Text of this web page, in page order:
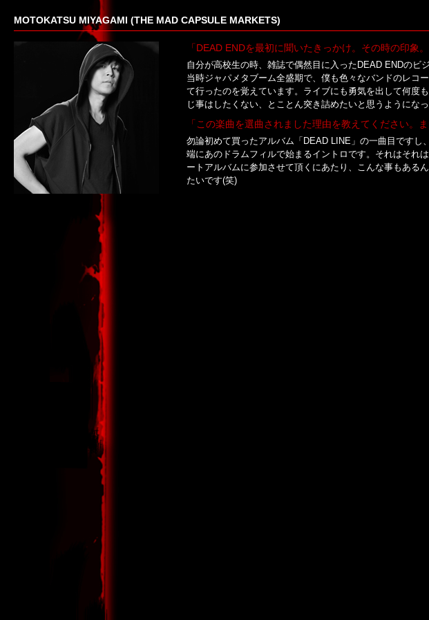
MOTOKATSU MIYAGAMI (THE MAD CAPSULE MARKETS)
「DEAD ENDを最初に聞いたきっかけ。その時の印象
自分が高校生の時、雑誌で偶然目に入ったDEAD ENDのビ
当時ジャパメタブーム全盛期で、僕も色々なバンドのレコ
て行ったのを覚えています。ライブにも勇気を出して何度
じ事はしたくない、とことん突き詰めたいと思うようにな
「この楽曲を選曲されました理由を教えてください。
勿論初めて買ったアルバム「DEAD LINE」の一曲目です
端にあのドラムフィルで始まるイントロです。それはそれ
ートアルバムに参加させて頂くにあたり、こんな事もある
たいです(笑)